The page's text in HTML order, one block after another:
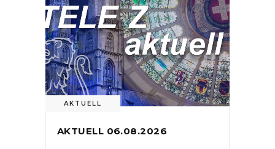
AKTUELL
AKTUELL 06.08.2026